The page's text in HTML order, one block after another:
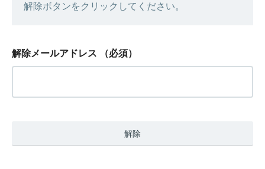
解除ボタンをクリックしてください。
解除メールアドレス （必須）